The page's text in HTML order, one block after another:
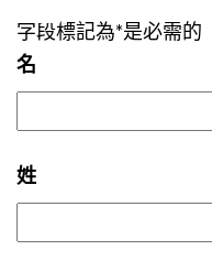
字段標記為*是必需的
名
姓